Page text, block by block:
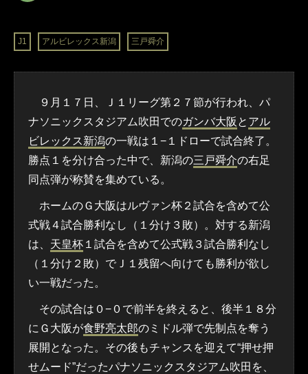
J1 アルビレックス新潟 三戸舜介
９月１７日、Ｊ１リーグ第２７節が行われ、パ
ナソニックスタジアム吹田でのガンバ大阪 と アル
ビレックス新潟の一戦は１−１ドローで試合終了。
勝点１を分け合った中で、新潟の三戸舜介の右足
同点弾が称賛を集めている。
ホームのＧ大阪はルヴァン杯２試合を含めて公
式戦４試合勝利なし（１分け３敗）。対する新潟
は、 天皇杯 １試合を含めて公式戦３試合勝利なし
（１分け２敗）でＪ１残留へ向けても勝利が欲し
い一戦だった。
その試合は０−０で前半を終えると、後半１８分
にＧ大阪が食野亮太郎のミドル弾で先制点を奪う
展開となった。その後もチャンスを迎えて“押せ押
せムード”だったパナソニックスタジアム吹田を、